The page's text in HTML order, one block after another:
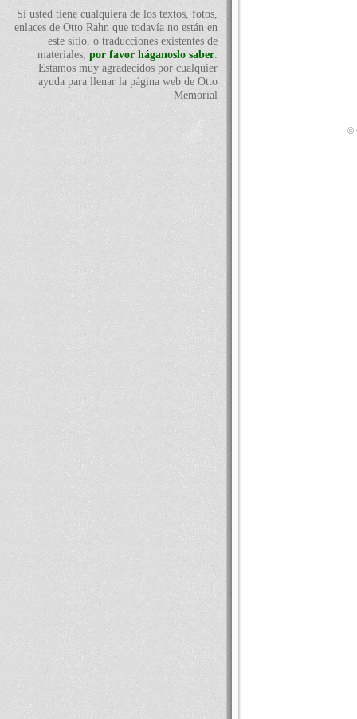
Si usted tiene cualquiera de los textos, fotos,
enlaces de Otto Rahn que todavía no están en
este sitio, o traducciones existentes de
materiales, por favor háganoslo saber.
Estamos muy agradecidos por cualquier
ayuda para llenar la página web de Otto
Memorial
©